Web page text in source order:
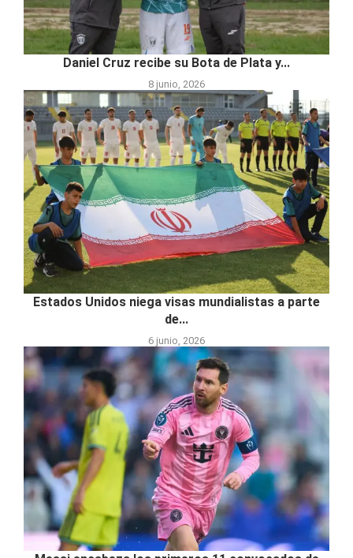
Daniel Cruz recibe su Bota de Plata y...
8 junio, 2026
Estados Unidos niega visas mundialistas a parte
de...
6 junio, 2026